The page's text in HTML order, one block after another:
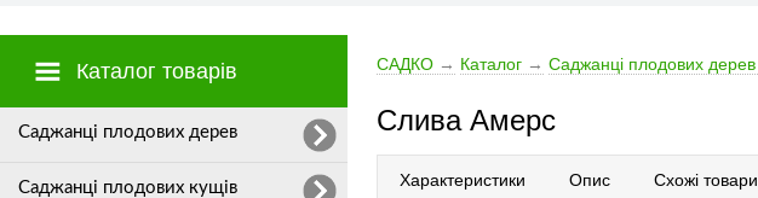
Каталог товарів
Cаджанці плодових дерев
Саджанці плодових кущів
САДКО → Каталог → Cаджанці плодових дерев
Слива Амерс
Характеристики Опис Схожі товари